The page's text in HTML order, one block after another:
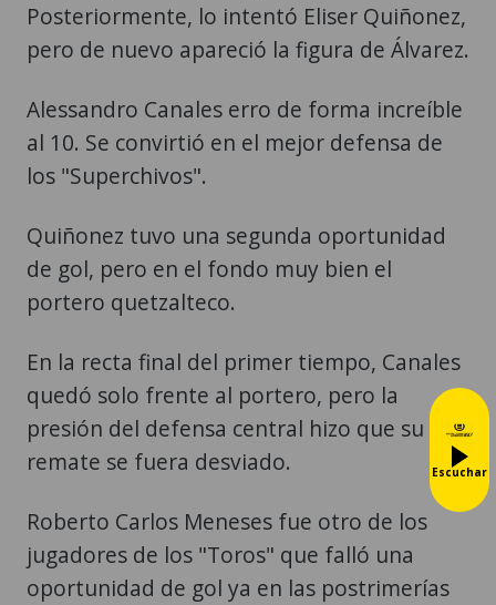
Posteriormente, lo intentó Eliser Quiñonez,
pero de nuevo apareció la figura de Álvarez.
Alessandro Canales erro de forma increíble
al 10. Se convirtió en el mejor defensa de
los "Superchivos".
Quiñonez tuvo una segunda oportunidad
de gol, pero en el fondo muy bien el
portero quetzalteco.
En la recta final del primer tiempo, Canales
quedó solo frente al portero, pero la
presión del defensa central hizo que su
remate se fuera desviado.
Roberto Carlos Meneses fue otro de los
jugadores de los "Toros" que falló una
oportunidad de gol ya en las postrimerías
Escuchar